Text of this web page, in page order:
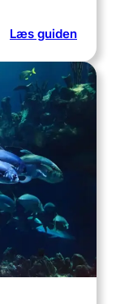
Læs guiden:
Kan
jeg
bruge